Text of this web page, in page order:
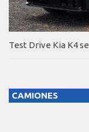
Test Drive Kia K4
CAMIONES